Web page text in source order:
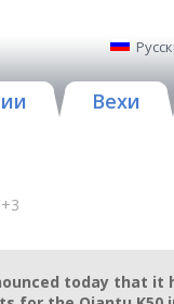
Вехи
+3
today that it